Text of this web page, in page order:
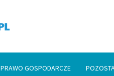
PRAWO GOSPODARCZE